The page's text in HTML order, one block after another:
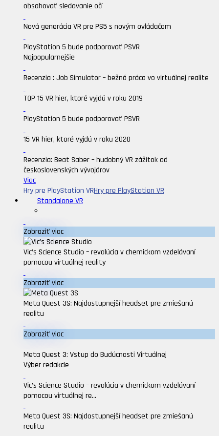
obsahovať sledovanie očí
Nová generácia VR pre PS5 s novým ovládačom
PlayStation 5 bude podporovať PSVR
Najpopularnejšie
Recenzia : Job Simulator – bežná práca vo virtuálnej realite
TOP 15 VR hier, ktoré vyjdú v roku 2019
PlayStation 5 bude podporovať PSVR
15 VR hier, ktoré vyjdú v roku 2020
Recenzia: Beat Saber – hudobný VR zážitok od
československých vývojárov
Viac
Hry pre PlayStation VRHry pre PlayStation VR
Standalone VR
Zobraziť viac
Vic’s Science Studio – revolúcia v chemickom vzdelávaní
pomocou virtuálnej reality
Zobraziť viac
Meta Quest 3S: Najdostupnejší headset pre zmiešanú
realitu
Zobraziť viac
Meta Quest 3: Vstup do Budúcnosti Virtuálnej
Výber redakcie
Vic’s Science Studio – revolúcia v chemickom vzdelávaní
pomocou virtuálnej re...
Meta Quest 3S: Najdostupnejší headset pre zmiešanú
realitu